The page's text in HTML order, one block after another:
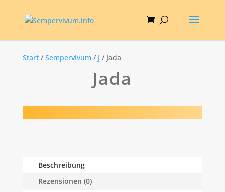
Start/ Sempervivum / J / Jada
Jada
Beschreibung
Rezensionen (0)